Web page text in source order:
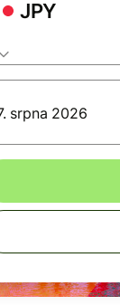
JPY
srpna 2026